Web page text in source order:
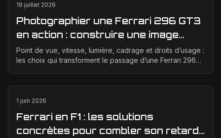
19 juillet 2026
Photographier une Ferrari 296 GT3
en action : construire une image
éditoriale qui raconte la course
Point de vue, vitesse, lumière, cadrage et droits d’usage :
les choix qui transforment le passage d’une Ferrari 296
1 juin 2026
Ferrari en F1 : les solutions
concrètes pour combler son retard